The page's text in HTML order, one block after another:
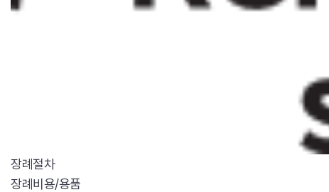
장례절차
장례비용/용품